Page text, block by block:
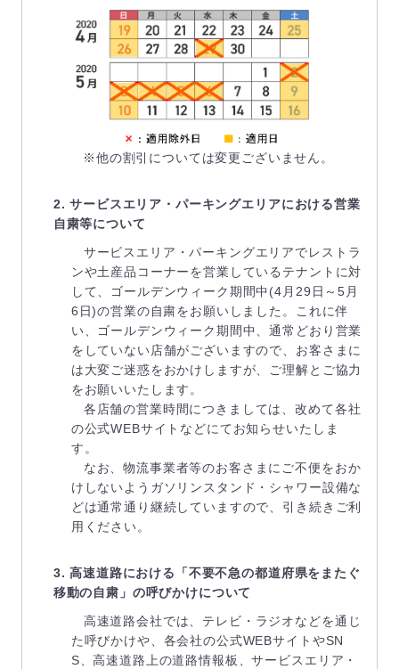
※他の割引については変更ございません。
2. サービスエリア・パーキングエリアにおける営業
自粛等について
サービスエリア・パーキングエリアでレストラ
ンや土産品コーナーを営業しているテナントに対
して、ゴールデンウィーク期間中(4月29日～5月
6日)の営業の自粛をお願いしました。これに伴
い、ゴールデンウィーク期間中、通常どおり営業
をしていない店舗がございますので、お客さまに
は大変ご迷惑をおかけしますが、ご理解とご協力
をお願いいたします。
各店舗の営業時間につきましては、改めて各社
の公式WEBサイトなどにてお知らせいたしま
す。
なお、物流事業者等のお客さまにご不便をおか
けしないようガソリンスタンド・シャワー設備な
どは通常通り継続していますので、引き続きご利
用ください。
3. 高速道路における「不要不急の都道府県をまたぐ
移動の自粛」の呼びかけについて
高速道路会社では、テレビ・ラジオなどを通じ
た呼びかけや、各会社の公式WEBサイトやSN
S、高速道路上の道路情報板、サービスエリア・